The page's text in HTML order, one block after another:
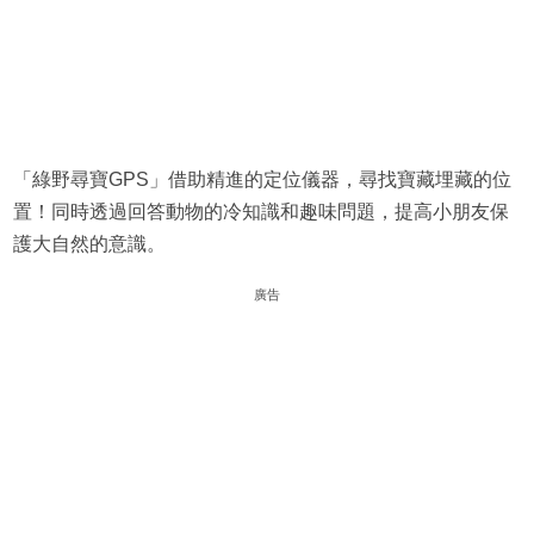
「綠野尋寶GPS」借助精進的定位儀器，尋找寶藏埋藏的位
置！同時透過回答動物的冷知識和趣味問題，提高小朋友保
護大自然的意識。
廣告